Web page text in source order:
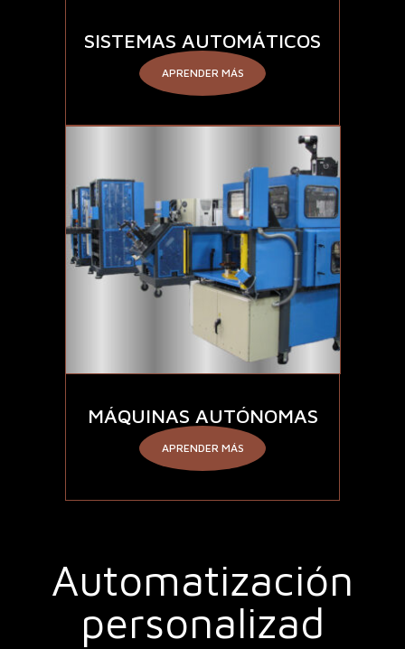
SISTEMAS AUTOMÁTICOS
APRENDER MÁS
MÁQUINAS AUTÓNOMAS
APRENDER MÁS
Automatización
personalizad